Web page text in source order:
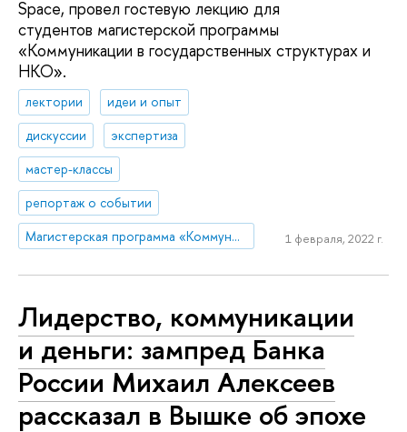
Space, провел гостевую лекцию для
студентов магистерской программы
«Коммуникации в государственных структурах и
НКО».
лектории
идеи и опыт
дискуссии
экспертиза
мастер-классы
репортаж о событии
Магистерская программа «Коммуникации в государственных структурах и НКО»
1 февраля, 2022 г.
Лидерство, коммуникации
и деньги: зампред Банка
России Михаил Алексеев
рассказал в Вышке об эпохе